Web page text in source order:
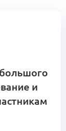
и